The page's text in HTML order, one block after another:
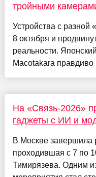
тройными
Устройства с разной
8 октября и
реальности.
Macotakara правдиво
На «Связь-2026»
гаджеты с ИИ и
В Москве завершила
проходившая с 7 по
Тимирязева. Одним